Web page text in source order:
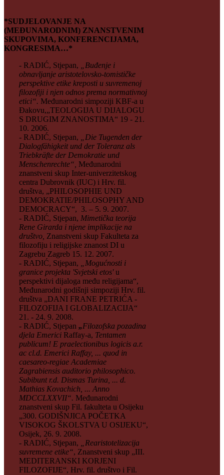
*SUDJELOVANJE NA
(MEĐUNARODNIM) ZNANSTVENIM
SKUPOVIMA, KONFERENCIJAMA,
KONGRESIMA…*
- RADIĆ, Stjepan,
„Buđenje i
obnavljanje aristotelovsko-tomističke
perspektive etike kreposti u suvremenoj
filozofiji i njen odnos prema normativnoj
etici“. Međunarodni simpoziji KBF-a u
Đakovu,„TEOLOGIJA U DIJALOGU
S DRUGIM ZNANOSTIMA“ 19 - 21.
10. 2006.
- RADIĆ, Stjepan,
„Die Tugenden der
Dialogfähigkeit und der Toleranz als
Triebkräfte der Demokratie und
Menschenrechte“, Međunarodni
znanstveni skup Inter-univerzitetskog
centra Dubrovnik (IUC) i Hrv. fil.
društva, „PHILOSOPHIE UND
DEMOKRATIE/PHILOSOPHY AND
DEMOCRACY“, 3. – 5. 9. 2007.
- RADIĆ, Stjepan, Mimetička teorija
Rene Girarda i njene implikacije na
društvo, Znanstveni skup Fakulteta za
filozofiju i religijske znanost DI u
Zagrebu Zagreb 15. 12. 2007.
- RADIĆ, Stjepan,
„Mogućnosti i
granice projekta 'Svjetski etos'u
perspektivi dijaloga među religijama“,
Međunarodni godišnji simpoziji Hrv. fil.
društva „DANI FRANE PETRIĆA -
FILOZOFIJA I GLOBALIZACIJA“
21. - 24. 9. 2008.
- RADIĆ, Stjepan „Filozofska pozadina
djela Emerici Raffay-a, Tentamen
publicum! E praelectionibus logicis a.r.
ac cl.d. Emerici Raffay, ... quod in
caesareo-regiae Academiae
Zagrabiensis auditorio philosophico.
Subibunt r.d. Dismas Turina, ... d.
Mathias Kovachich, ... Anno
MDCCLXXVII“. Međunarodni
znanstveni skup Fil. fakulteta u Osijeku
„300. GODIŠNJICA POČETKA
VISOKOG ŠKOLSTVA U OSIJEKU“,
Osijek, 26. 9. 2008.
- RADIĆ, Stjepan,
„Rearistotelizacija
suvremene etike“, Znanstveni skup „III.
MEDITERANSKI KORJENI
FILOZOFIJE“, Hrv. fil. društvo i Fil.